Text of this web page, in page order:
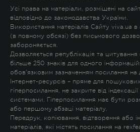
Усі права на матеріали, розміщені на
відповідно до законодавства України.
Використання матеріалів Сайту viva.ua в
(в повному обсязі) без письмового
забороняється.
Дозволяється републікація та
більше 250 знаків для одного
обов'язковим зазначенням посилання на
Інтернет-ресурсів – пряме для
гіперпосилання, не закрите від
системами. Гіперпосилання має бути
або першому абзаці матеріалу.
Передрук, копіювання, відтворення або
матеріалів, які містять посилання на